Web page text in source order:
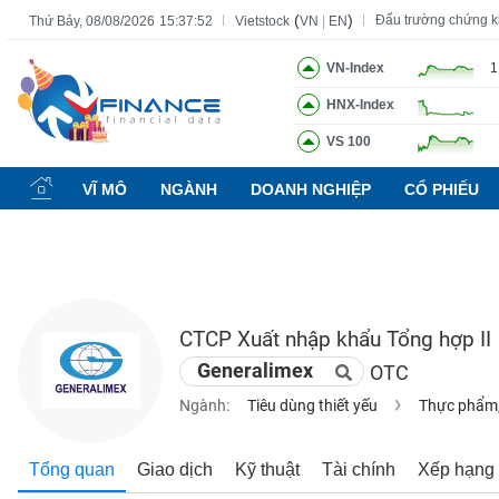
Thứ Bảy, 08/08/2026 15:37:53 Vietstock (VN EN) Đấu trường chứng
VN-Index
HNX-Index
VS 100
VĨ MÔ NGÀNH DOANH NGHIỆP CỔ PHIẾU
CTCP Xuất nhập khẩu Tổng hợp II
Generalimex OTC
Ngành: Tiêu dùng thiết yếu Thực
Tổng quan Giao dịch Kỹ thuật Tài chính Xếp hạng
Tất cả Tính năng Ngành Mã chứng khoán Lãnh đạo
Tính
năng
(-)
CHỨNG
KHOÁN
NGHIỆP